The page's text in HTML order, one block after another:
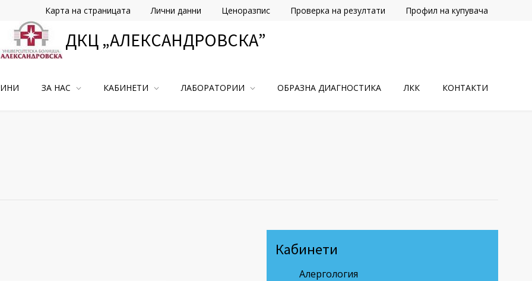
Профил на купувача
Проверка на резултати
Ценоразпис
Лични данни
Карта на страницата
ДКЦ „АЛЕКСАНДРОВСКА”
ЗА НАС КАБИНЕТИ ЛАБОРАТОРИИ ОБРАЗНА ДИАГНОСТИКА ЛКК КОНТАКТИ
Кабинети
Алергология